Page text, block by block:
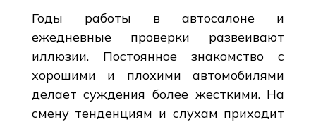
Годы работы в автосалоне и
ежедневные проверки развеивают
иллюзии. Постоянное знакомство с
хорошими и плохими автомобилями
делает суждения более жесткими. На
смену тенденциям и слухам приходит